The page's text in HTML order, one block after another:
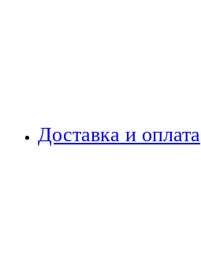
Доставка и оплата